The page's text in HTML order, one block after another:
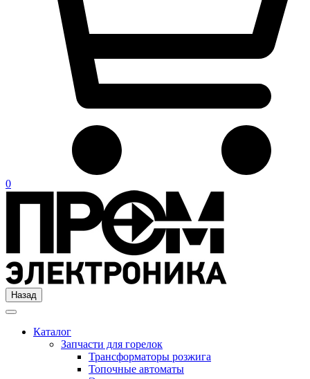
0
Назад
Каталог
Запчасти для горелок
Трансформаторы розжига
Топочные автоматы